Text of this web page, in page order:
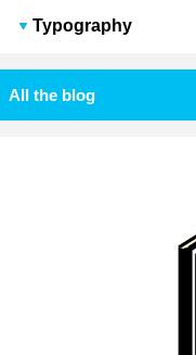
Typography
All the blog